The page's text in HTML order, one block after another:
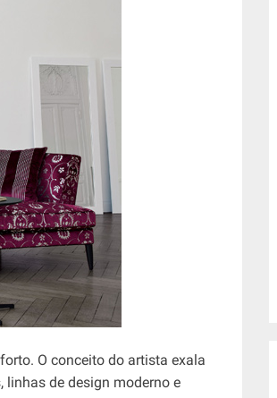
O conceito do artista exala
linhas de design moderno e